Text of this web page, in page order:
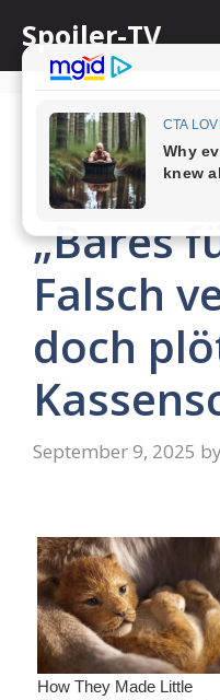
content
Spoiler-TV
„Bares
Falsch
doch
September 9, 2025 by